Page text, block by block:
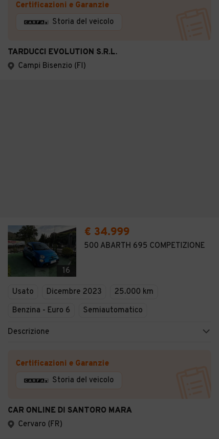
Certificazioni e Garanzie
Storia del veicolo
TARDUCCI EVOLUTION S.R.L.
Campi Bisenzio (FI)
16
€ 34.999
500 ABARTH 695 COMPETIZIONE
Usato Dicembre 2023
25.000 km
Benzina - Euro 6
Semiautomatico
Descrizione
Certificazioni e Garanzie
Storia del veicolo
CAR ONLINE DI SANTORO MARA
Cervaro (FR)